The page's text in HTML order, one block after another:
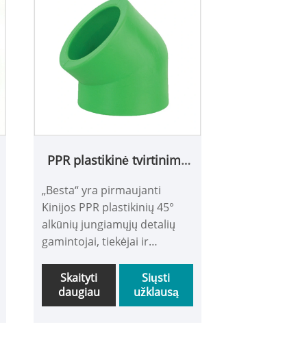
PPR plastikinė tvirtinimo
„Besta“ yra pirmaujanti
Kinijos PPR plastikinių 45°
alkūnių jungiamųjų detalių
gamintojai, tiekėjai ir
jungiamųjų detalių dizainas
labai geras, paviršius
tobulas, kokybė aukšta, kaina
Skaityti
daugiau
Siųsti
užklausą